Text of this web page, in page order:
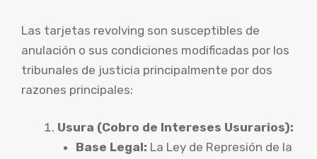
Las tarjetas revolving son susceptibles de
anulación o sus condiciones modificadas por los
tribunales de justicia principalmente por dos
razones principales:
Usura (Cobro de Intereses Usurarios):
Base Legal: La Ley de Represión de la